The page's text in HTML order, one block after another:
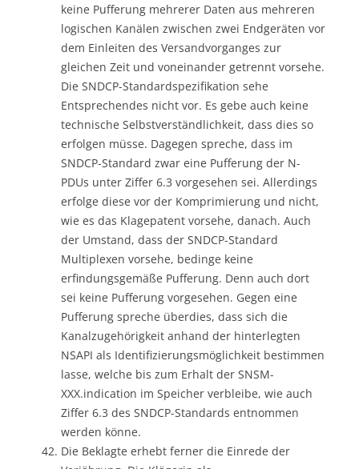
keine Pufferung mehrerer Daten aus mehreren
logischen Kanälen zwischen zwei Endgeräten vor
dem Einleiten des Versandvorganges zur
gleichen Zeit und voneinander getrennt vorsehe.
Die SNDCP-Standardspezifikation sehe
Entsprechendes nicht vor. Es gebe auch keine
technische Selbstverständlichkeit, dass dies so
erfolgen müsse. Dagegen spreche, dass im
SNDCP-Standard zwar eine Pufferung der N-
PDUs unter Ziffer 6.3 vorgesehen sei. Allerdings
erfolge diese vor der Komprimierung und nicht,
wie es das Klagepatent vorsehe, danach. Auch
der Umstand, dass der SNDCP-Standard
Multiplexen vorsehe, bedinge keine
erfindungsgemäße Pufferung. Denn auch dort
sei keine Pufferung vorgesehen. Gegen eine
Pufferung spreche überdies, dass sich die
Kanalzugehörigkeit anhand der hinterlegten
NSAPI als Identifizierungsmöglichkeit bestimmen
lasse, welche bis zum Erhalt der SNSM-
XXX.indication im Speicher verbleibe, wie auch
Ziffer 6.3 des SNDCP-Standards entnommen
werden könne.
Die Beklagte erhebt ferner die Einrede der